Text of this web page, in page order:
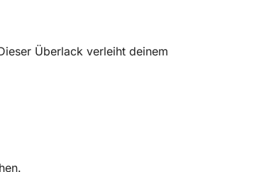
Überlack verleiht deinem